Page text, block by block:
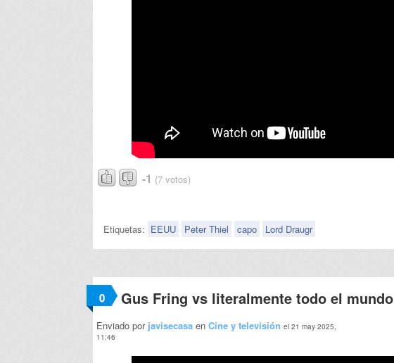
-1 (7 votos)
Etiquetas: EEUU Peter Thiel capo Lord Draugr
0 Gus Fring vs literalmente todo el mundo
Enviado por javisecasa en Cine y televisión el 21 may 2025,
11:46